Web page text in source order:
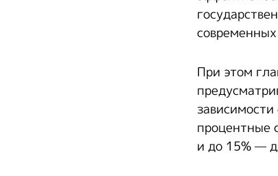
При этом
процентные
и до 15% —